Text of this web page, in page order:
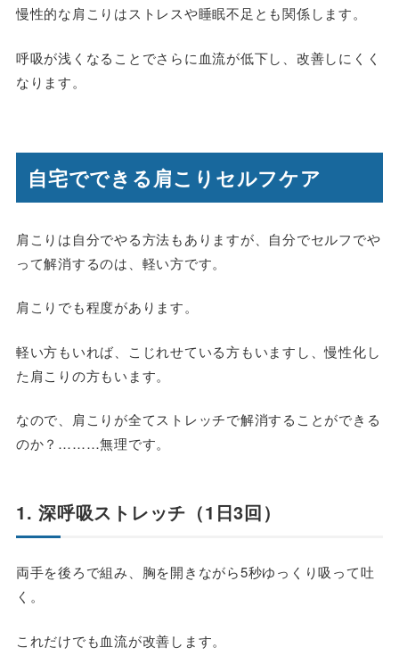
慢性的な肩こりはストレスや睡眠不足とも関係します。
呼吸が浅くなることでさらに血流が低下し、改善しにくく
なります。
自宅でできる肩こりセルフケア
肩こりは自分でやる方法もありますが、自分でセルフでや
って解消するのは、軽い方です。
肩こりでも程度があります。
軽い方もいれば、こじれせている方もいますし、慢性化し
た肩こりの方もいます。
なので、肩こりが全てストレッチで解消することができる
のか？………無理です。
1. 深呼吸ストレッチ（1日3回）
両手を後ろで組み、胸を開きながら5秒ゆっくり吸って吐
く。
これだけでも血流が改善します。